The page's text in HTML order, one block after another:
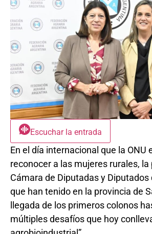
Escuchar la entrada
En el día internacional que la ONU
reconocer a las mujeres rurales,
Cámara de Diputadas y Diputados
que han tenido en la provincia de
llegada de los primeros colonos
múltiples desafíos que hoy